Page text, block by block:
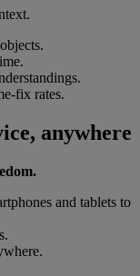
fix rates.
anywhere
and tablets to